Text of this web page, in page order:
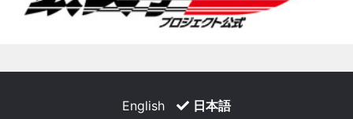
English 日本語